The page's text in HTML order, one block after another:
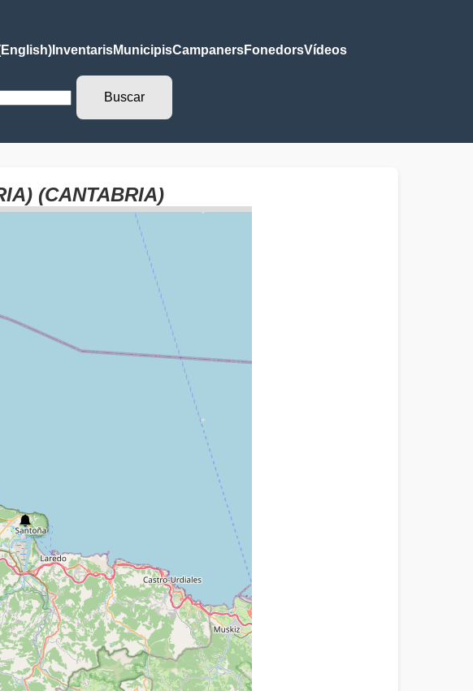
InventarisMunicipisCampanersFonedorsVídeos
(CANTABRIA)